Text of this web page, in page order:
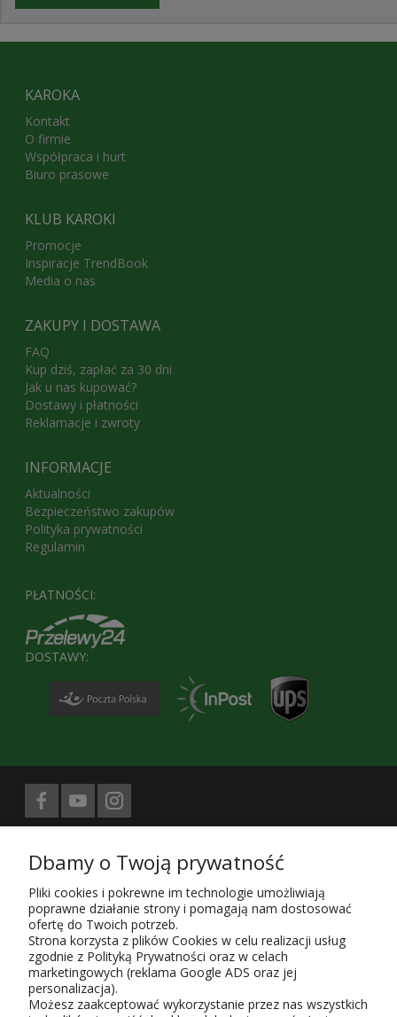
KAROKA
Kontakt
O firmie
Współpraca i hurt
Biuro prasowe
KLUB KAROKI
Promocje
Inspiracje TrendBook
Media o nas
ZAKUPY I DOSTAWA
FAQ
Kup dziś, zapłać za 30 dni
Jak u nas kupować?
Dostawy i płatności
Reklamacje i zwroty
INFORMACJE
Aktualności
Bezpieczeństwo zakupów
Polityka prywatności
Regulamin
PŁATNOŚCI:
DOSTAWY:
Treści znajdujące się na stronie sklepu KaRoKa.pl są jego własnością.
Zgodnie z ustawą z 4.02.1994 4. o prawie autorskim i prawach
pokrewnych (Dz. U. z 1994 r. Nr 24, poz. 83, sprost. Dz.U. 94 nr 43 poz.
170) kopiowanie, powielanie i rozpowszechnianie w całości lub części
przedstawionych treści wymaga zgody autora i podania źródła.
Użytkowanie sklepu oznacza zgodę na wykorzystywanie plików cookies.
Szczegółowe informacje wPolityce prywatności.
KaRoKa Katarzyna Roth-Kłudka
Piaszczysta 6,
Dbamy o Twoją prywatność
Pliki cookies i pokrewne im technologie umożliwiają
poprawne działanie strony i pomagają nam dostosować
ofertę do Twoich potrzeb.
Strona korzysta z plików Cookies w celu realizacji usług
zgodnie z Polityką Prywatności oraz w celach
marketingowych (reklama Google ADS oraz jej
personalizacja).
Możesz zaakceptować wykorzystanie przez nas wszystkich